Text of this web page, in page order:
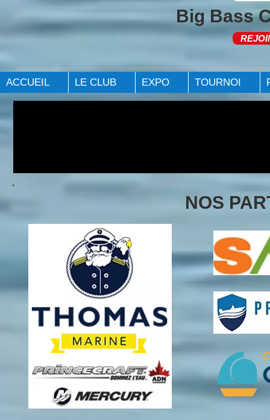
Big Bass
ACCUEIL LE CLUB EXPO TOURNOI
NOS